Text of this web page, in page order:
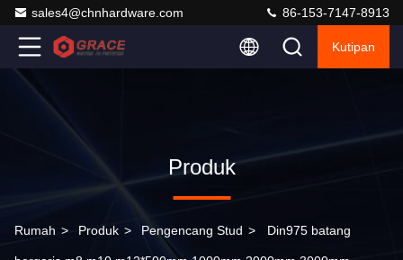
sales4@chnhardware.com 86-153-7147-8913
Kutipan
Produk
Rumah > Produk > Pengencang Stud > Din975 batang